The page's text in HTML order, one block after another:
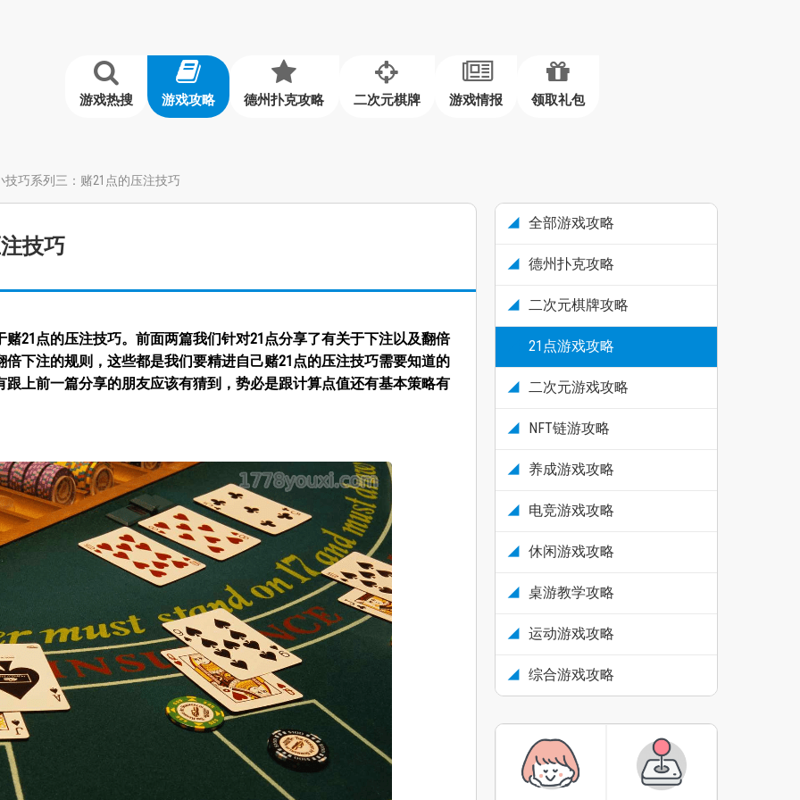
游戏热搜 游戏攻略 德州扑克攻略 二次元棋牌 游戏情报 领取礼包
巧系列三：赌21点的压注技巧
技巧
21点的压注技巧。前面两篇我们针对21点分享了有关于下注以及翻倍
下注的规则，这些都是我们要精进自己赌21点的压注技巧需要知道的
上前一篇分享的朋友应该有猜到，势必是跟计算点值还有基本策略有
全部游戏攻略
德州扑克攻略
二次元棋牌攻略
21点游戏攻略
二次元游戏攻略
NFT链游攻略
养成游戏攻略
电竞游戏攻略
休闲游戏攻略
桌游教学攻略
运动游戏攻略
综合游戏攻略